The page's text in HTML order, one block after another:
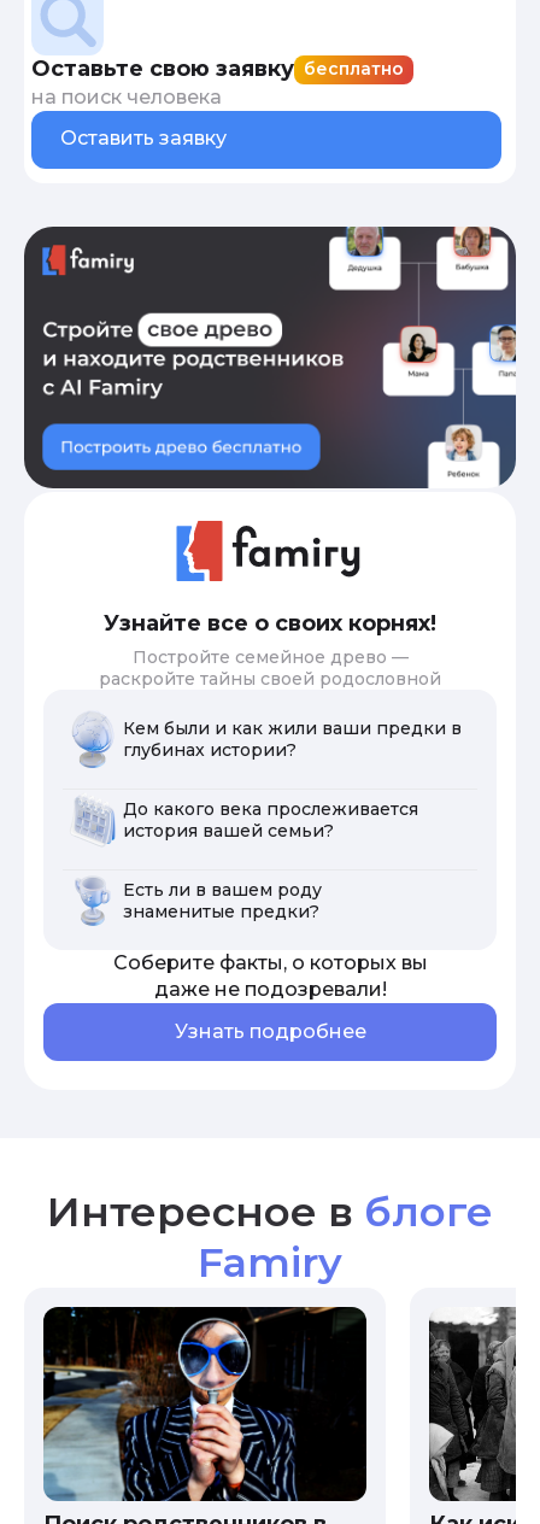
Оставьте свою заявку бесплатно
на поиск человека
Оставить заявку
Узнайте все о своих корнях!
Постройте семейное древо —
раскройте тайны своей родословной
Кем были и как жили ваши предки в
глубинах истории?
До какого века прослеживается
история вашей семьи?
Есть ли в вашем роду
знаменитые предки?
Соберите факты, о которых вы
даже не подозревали!
Узнать подробнее
Интересное в блоге
Famiry